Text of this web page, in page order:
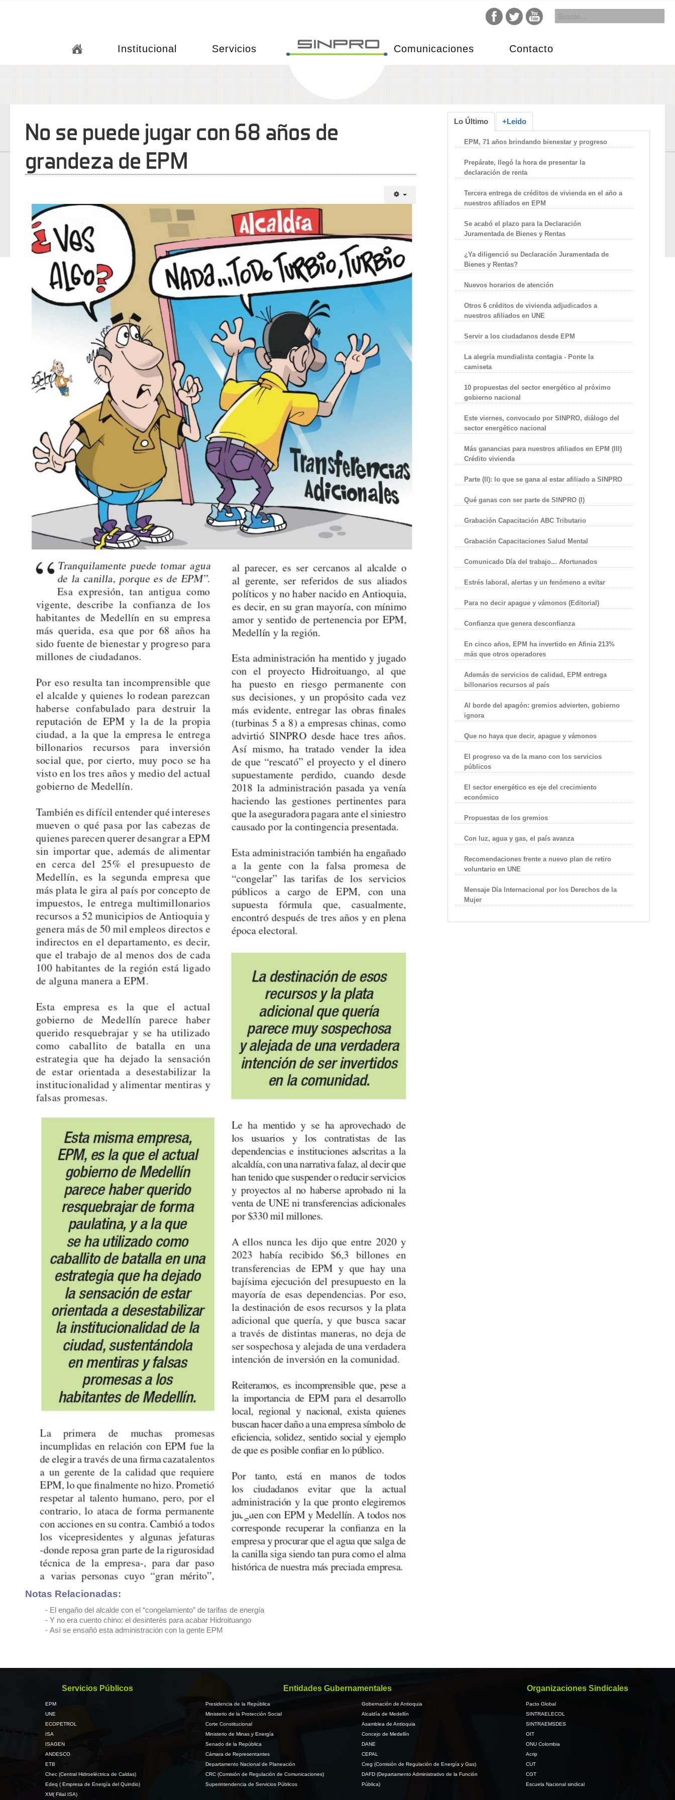
Institucional Servicios Comunicaciones Contacto
No se puede jugar con 68 años de
grandeza de EPM
Notas Relacionadas:
- El engaño del alcalde con el “congelamiento” de tarifas de energía
- Y no era cuento chino: el desinterés para acabar Hidroituango
- Así se ensañó esta administración con la gente EPM
Lo Último +Leido
EPM, 71 años brindando bienestar y progreso
Prepárate, llegó la hora de presentar la
declaración de renta
Tercera entrega de créditos de vivienda en el año a
nuestros afiliados en EPM
Se acabó el plazo para la Declaración
Juramentada de Bienes y Rentas
¿Ya diligenció su Declaración Juramentada de
Bienes y Rentas?
Nuevos horarios de atención
Otros 6 créditos de vivienda adjudicados a
nuestros afiliados en UNE
Servir a los ciudadanos desde EPM
La alegría mundialista contagia - Ponte la
camiseta
10 propuestas del sector energético al próximo
gobierno nacional
Este viernes, convocado por SINPRO, diálogo del
sector energético nacional
Más ganancias para nuestros afiliados en EPM (III)
Crédito vivienda
Parte (II): lo que se gana al estar afiliado a SINPRO
Qué ganas con ser parte de SINPRO (I)
Grabación Capacitación ABC Tributario
Grabación Capacitaciones Salud Mental
Comunicado Día del trabajo... Afortunados
Estrés laboral, alertas y un fenómeno a evitar
Para no decir apague y vámonos (Editorial)
Confianza que genera desconfianza
En cinco años, EPM ha invertido en Afinia 213%
más que otros operadores
Además de servicios de calidad, EPM entrega
billonarios recursos al país
Al borde del apagón: gremios advierten, gobierno
ignora
Que no haya que decir, apague y vámonos
El progreso va de la mano con los servicios
públicos
El sector energético es eje del crecimiento
económico
Propuestas de los gremios
Con luz, agua y gas, el país avanza
Recomendaciones frente a nuevo plan de retiro
voluntario en UNE
Mensaje Día Internacional por los Derechos de la
Mujer
Servicios Públicos
EPM
UNE
ECOPETROL
ISA
ISAGEN
ANDESCO
ETB
Chec (Central Hidroeléctrica de Caldas)
Edeq ( Empresa de Energía del Quindio)
XM( Filial ISA)
Entidades Gubernamentales
Presidencia de la República
Ministerio de la Protección Social
Corte Constitucional
Ministerio de Minas y Energía
Senado de la República
Cámara de Representantes
Departamento Nacional de Planeación
CRC (Comisión de Regulación de Comunicaciones)
Superintendencia de Servicios Públicos
Gobernación de Antioquia
Alcaldía de Medellín
Asamblea de Antioquia
Concejo de Medellín
DANE
CEPAL
Creg (Comisión de Regulación de Energía y Gas)
DAFD (Departamento Administrativo de la Función
Pública)
Organizaciones Sindicales
Pacto Global
SINTRAELECOL
SINTRAEMSDES
OIT
ONU Colombia
Acrip
CUT
CGT
Escuela Nacional sindical